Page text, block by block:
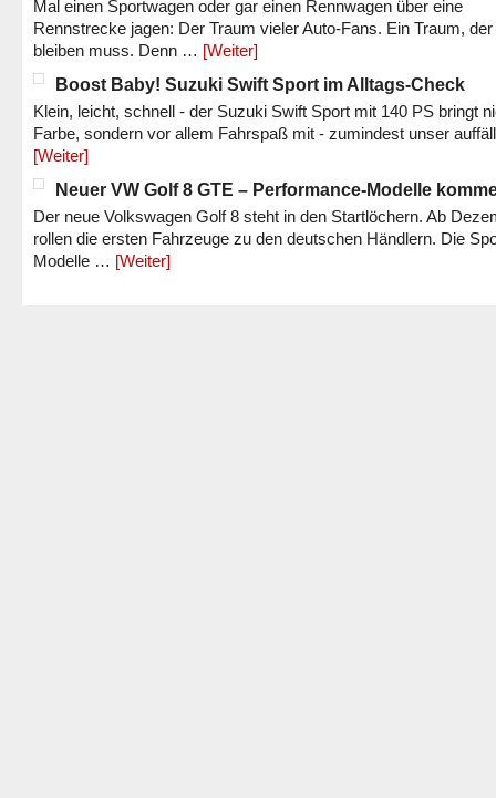
Mal einen Sportwagen oder gar einen Rennwagen über eine
Rennstrecke jagen: Der Traum vieler Auto-Fans. Ein Traum,
bleiben muss. Denn … [Weiter]
Boost Baby! Suzuki Swift Sport im Alltags-Check
Klein, leicht, schnell - der Suzuki Swift Sport mit 140 PS bringt
Farbe, sondern vor allem Fahrspaß mit - zumindest unser
[Weiter]
Neuer VW Golf 8 GTE – Performance-Modelle
Der neue Volkswagen Golf 8 steht in den Startlöchern. Ab
rollen die ersten Fahrzeuge zu den deutschen Händlern. Die
Modelle … [Weiter]